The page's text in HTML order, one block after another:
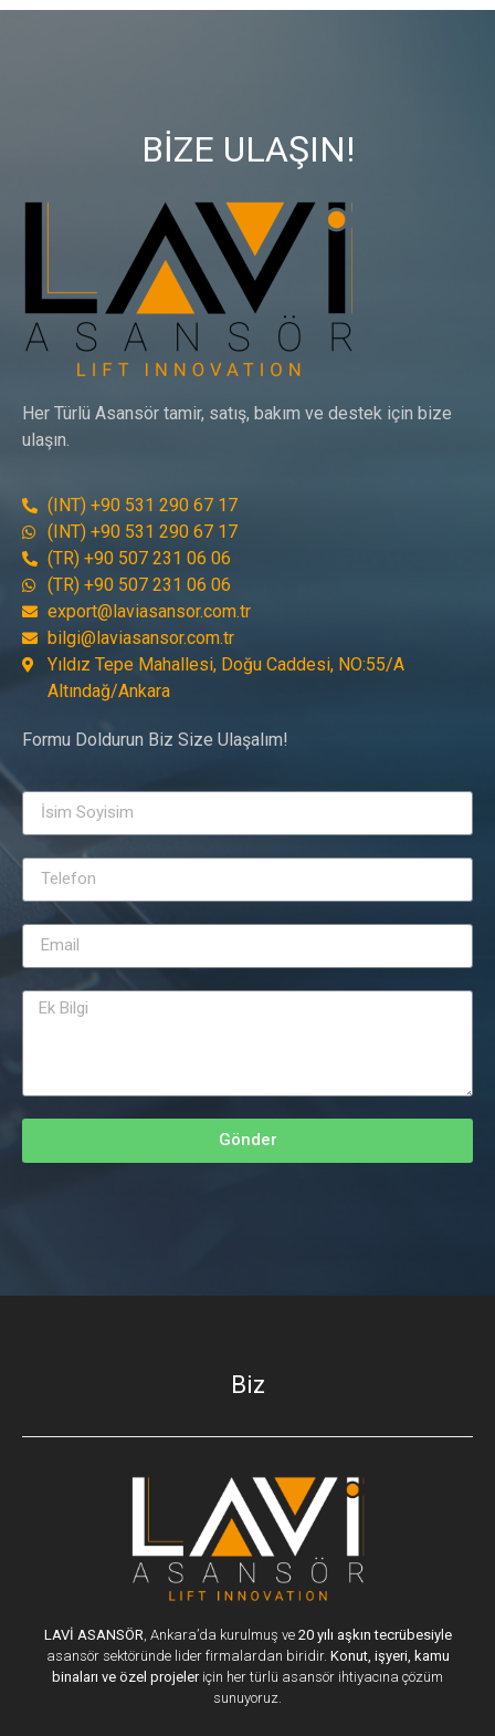
BİZE ULAŞIN!
Her Türlü Asansör tamir, satış, bakım ve destek için bize
ulaşın.
(INT) +90 531 290 67 17
(INT) +90 531 290 67 17
(TR) +90 507 231 06 06
(TR) +90 507 231 06 06
export@laviasansor.com.tr
bilgi@laviasansor.com.tr
Yıldız Tepe Mahallesi, Doğu Caddesi, NO:55/A
Altındağ/Ankara
Formu Doldurun Biz Size Ulaşalım!
Gönder
Biz
LAVİ ASANSÖR , Ankara’da kurulmuş ve 20 yılı aşkın tecrübesiyle
asansör sektöründe lider firmalardan biridir. Konut, işyeri, kamu
binaları ve özel projeleriçin her türlü asansör ihtiyacına çözüm
sunuyoruz.